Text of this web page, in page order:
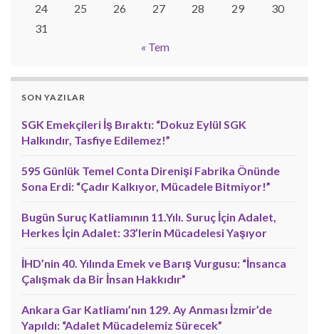
24
25 26 27 28 29
30
31
« Tem
SON YAZILAR
SGK Emekçileri İş Bıraktı: “Dokuz Eylül SGK
Halkındır, Tasfiye Edilemez!”
595 Günlük Temel Conta Direnişi Fabrika Önünde
Sona Erdi: “Çadır Kalkıyor, Mücadele Bitmiyor!”
Bugün Suruç Katliamının 11.Yılı. Suruç İçin Adalet,
Herkes İçin Adalet: 33’lerin Mücadelesi Yaşıyor
İHD’nin 40. Yılında Emek ve Barış Vurgusu: “İnsanca
Çalışmak da Bir İnsan Hakkıdır”
Ankara Gar Katliamı’nın 129. Ay Anması İzmir’de
Yapıldı: “Adalet Mücadelemiz Sürecek”